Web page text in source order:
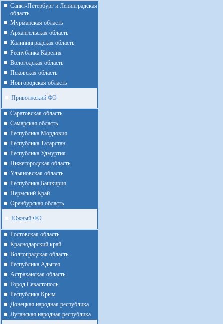
Санкт-Петербург и Ленинградская
область
Мурманская область
Архангельская область
Калининградская область
Республика Карелия
Вологодская область
Псковская область
Новгородская область
Приволжский ФО
Cаратовская область
Cамарская область
Республика Мордовия
Республика Татарстан
Республика Удмуртия
Нижегородская область
Ульяновская область
Республика Башкирия
Пермский Край
Оренбурская область
Южный ФО
Ростовская область
Краснодарский край
Волгоградская область
Республика Адыгея
Астраханская область
Город Севастополь
Республика Крым
Донецкая народная республика
Луганская народная республика